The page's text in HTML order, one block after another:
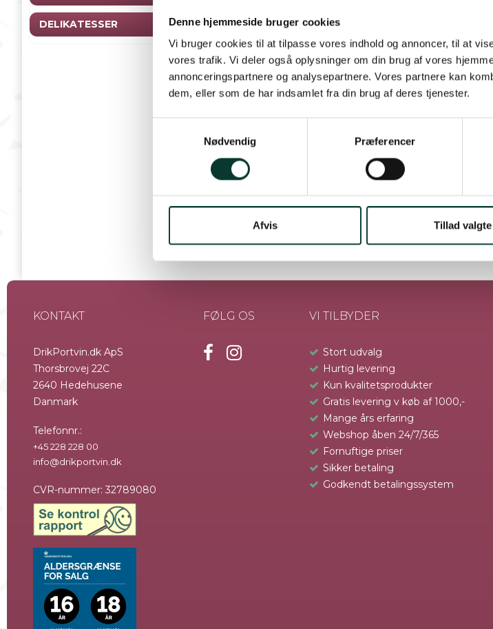
Denne hjemmeside bruger cookies
Vi bruger cookies til at tilpasse vores indhold og annoncer, til at
vores trafik. Vi deler også oplysninger om din brug af vores
annonceringspartnere og analysepartnere. Vores partnere kan
dem, eller som de har indsamlet fra din brug af deres tjenester.
v
Nødvendig Præferencer
Afvis Tillad valgte
DELIKATESSER
Den komplette tawny-pakke fra Bulas med alle deres
Bulas er kendt for deres fabelagtige tawnyer, og denne
Man plejer gerne at sige, at portvinhusene kan kendes
man muligheden for at smage, hvordan stilen går igen i
Klik dig rundt mellem de enkelte vine for yderligere
Læs mere
Volumen
KONTAKT
DrikPortvin.dk ApS
Thorsbrovej 22C
2640 Hedehusene
Danmark
Telefonnr.:
+45 228 228 00
info@drikportvin.dk
CVR-nummer: 32789080
FØLG OS VI TILBYDER
Stort udvalg
Hurtig levering
Kun kvalitetsprodukter
Gratis levering v køb af 1000,-
Mange års erfaring
Webshop åben 24/7/365
Fornuftige priser
Sikker betaling
Godkendt betalingssystem